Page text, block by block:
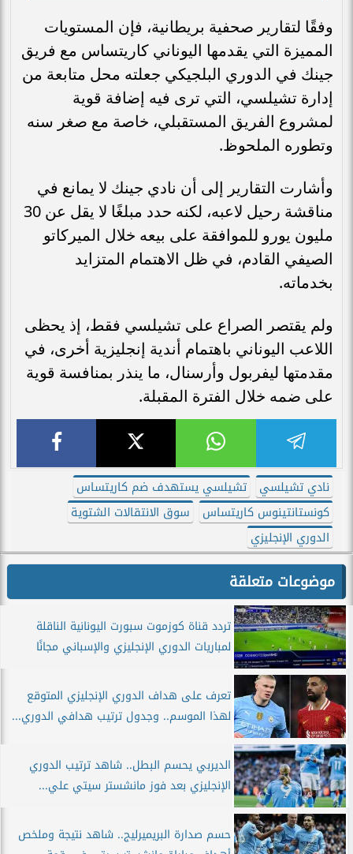
وفقًا لتقارير صحفية بريطانية، فإن المستويات
المميزة التي يقدمها اليوناني كاريتساس مع فريق
جينك في الدوري البلجيكي جعلته محل متابعة من
إدارة تشيلسي، التي ترى فيه إضافة قوية
لمشروع الفريق المستقبلي، خاصة مع صغر سنه
وتطوره الملحوظ.
وأشارت التقارير إلى أن نادي جينك لا يمانع في
مناقشة رحيل لاعبه، لكنه حدد مبلغًا لا يقل عن 30
مليون يورو للموافقة على بيعه خلال الميركاتو
الصيفي القادم، في ظل الاهتمام المتزايد
بخدماته.
ولم يقتصر الصراع على تشيلسي فقط، إذ يحظى
اللاعب اليوناني باهتمام أندية إنجليزية أخرى، في
مقدمتها ليفربول وأرسنال، ما ينذر بمنافسة قوية
على ضمه خلال الفترة المقبلة.
نادي تشيلسي
تشيلسي يستهدف ضم كاريتساس
كونستانتينوس كاريتساس
سوق الانتقالات الشتوية
الدوري الإنجليزي
موضوعات متعلقة
تردد قناة كوزموت سبورت اليونانية الناقلة
لمباريات الدوري الإنجليزي والإسباني مجانًا
تعرف على هداف الدوري الإنجليزي المتوقع
لهذا الموسم.. وجدول ترتيب هدافي الدوري...
الديربي يحسم البطل.. شاهد ترتيب الدوري
الإنجليزي بعد فوز مانشستر سيتي علي...
حسم صدارة البريميرليج.. شاهد نتيجة وملخص